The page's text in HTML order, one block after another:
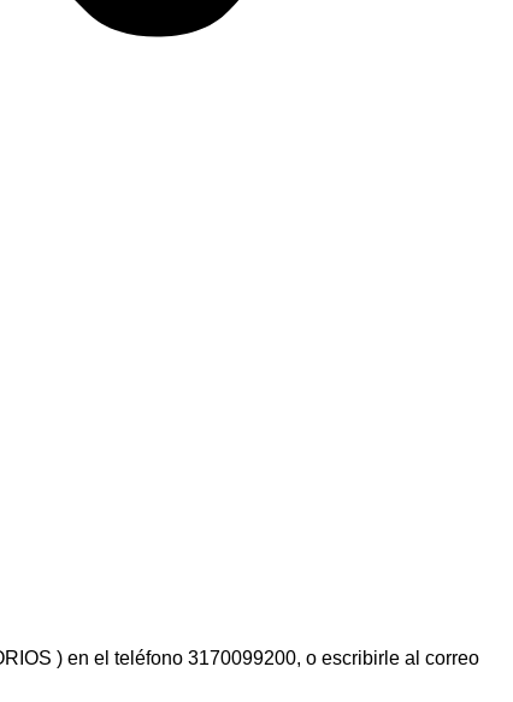
) en el teléfono 3170099200, o escribirle al correo